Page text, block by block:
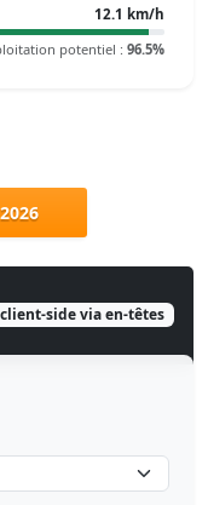
12.1 km/h
potentiel : 96.5%
2026
side via en-têtes